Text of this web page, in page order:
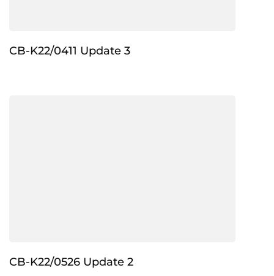
CB-K22/0411 Update 3
CB-K22/0526 Update 2